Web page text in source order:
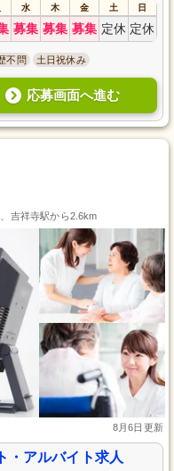
水 木 金 土 日
募集 募集 募集 定休 定休
不問 土日祝休み
応募画面へ進む
吉祥寺駅から2.6km
8月6日更新
・アルバイト求人